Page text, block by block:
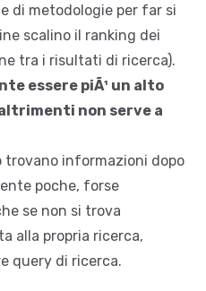
di metodologie per far si
scalino il ranking dei
tra i risultati di ricerca).
essere piÃ¹ un alto
non serve a
trovano informazioni dopo
poche, forse
se non si trova
alla propria ricerca,
query di ricerca.